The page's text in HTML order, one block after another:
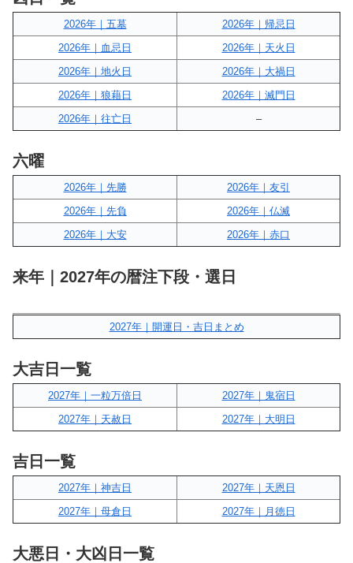
2026年｜五墓
2026年｜帰忌日
2026年｜血忌日
2026年｜天火日
2026年｜地火日
2026年｜大禍日
2026年｜狼藉日
2026年｜滅門日
2026年｜往亡日
–
六曜
2026年｜先勝
2026年｜友引
2026年｜先負
2026年｜仏滅
2026年｜大安
2026年｜赤口
来年｜2027年の暦注下段・選日
2027年｜開運日・吉日まとめ
大吉日一覧
2027年｜一粒万倍日
2027年｜鬼宿日
2027年｜天赦日
2027年｜大明日
吉日一覧
2027年｜神吉日
2027年｜天恩日
2027年｜母倉日
2027年｜月徳日
大悪日・大凶日一覧